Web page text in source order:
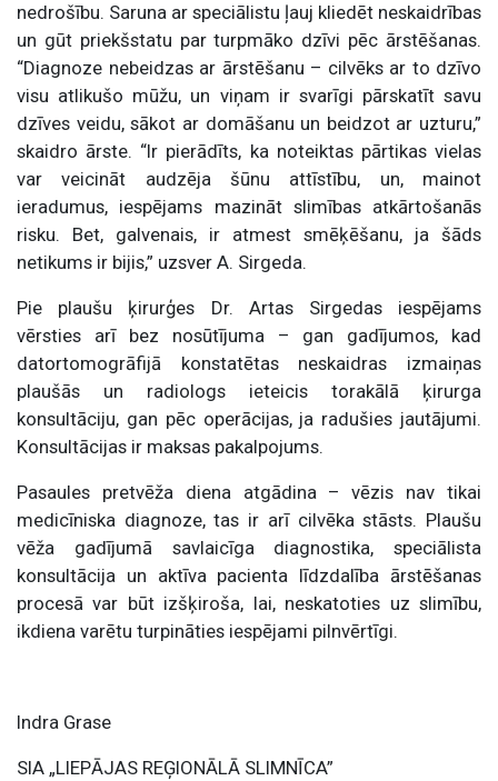
nedrošību. Saruna ar speciālistu ļauj kliedēt neskaidrības
un gūt priekšstatu par turpmāko dzīvi pēc ārstēšanas.
“Diagnoze nebeidzas ar ārstēšanu – cilvēks ar to dzīvo
visu atlikušo mūžu, un viņam ir svarīgi pārskatīt savu
dzīves veidu, sākot ar domāšanu un beidzot ar uzturu,”
skaidro ārste. “Ir pierādīts, ka noteiktas pārtikas vielas
var veicināt audzēja šūnu attīstību, un, mainot
ieradumus, iespējams mazināt slimības atkārtošanās
risku. Bet, galvenais, ir atmest smēķēšanu, ja šāds
netikums ir bijis,” uzsver A. Sirgeda.
Pie plaušu ķirurģes Dr. Artas Sirgedas iespējams
vērsties arī bez nosūtījuma – gan gadījumos, kad
datortomogrāfijā konstatētas neskaidras izmaiņas
plaušās un radiologs ieteicis torakālā ķirurga
konsultāciju, gan pēc operācijas, ja radušies jautājumi.
Konsultācijas ir maksas pakalpojums.
Pasaules pretvēža diena atgādina – vēzis nav tikai
medicīniska diagnoze, tas ir arī cilvēka stāsts. Plaušu
vēža gadījumā savlaicīga diagnostika, speciālista
konsultācija un aktīva pacienta līdzdalība ārstēšanas
procesā var būt izšķiroša, lai, neskatoties uz slimību,
ikdiena varētu turpināties iespējami pilnvērtīgi.
Indra Grase
SIA „LIEPĀJAS REĢIONĀLĀ SLIMNĪCA”